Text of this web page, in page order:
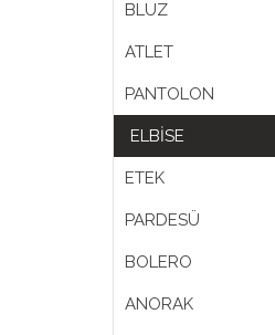
BLUZ
ATLET
PANTOLON
ELBİSE
ETEK
PARDESÜ
BOLERO
ANORAK